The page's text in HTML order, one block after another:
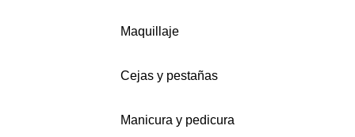
Maquillaje
Cejas y pestañas
Manicura y pedicura